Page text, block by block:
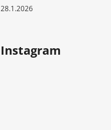
28.1.2026
Instagram